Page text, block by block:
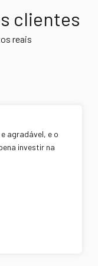
clientes
reais
agradável, e o
investir na